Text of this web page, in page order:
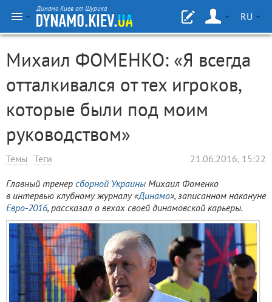
Динамо Киев от Шурика
RU
Михаил ФОМЕНКО: «Я всегда
отталкивался от тех игроков,
которые были под моим
руководством»
Темы Теги 21.06.2016, 15:22
Главный тренер сборной Украины Михаил Фоменко
в интервью клубному журналу «Динамо», записанном накануне
Евро-2016, рассказал о вехах своей динамовской карьеры.